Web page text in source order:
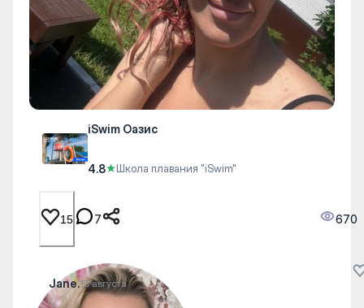
iSwim Оазис
4.8★Школа плавания "iSwim"
15 7 670
Jane.13 августа